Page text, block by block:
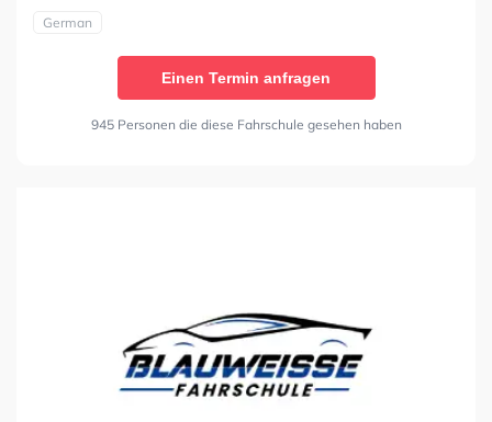
German
Einen Termin anfragen
945 Personen die diese Fahrschule gesehen haben